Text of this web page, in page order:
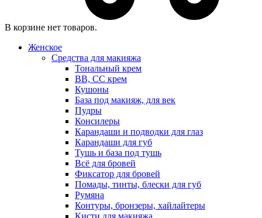
В корзине нет товаров.
Женское
Средства для макияжа
Тональный крем
BB, CC крем
Кушоны
База под макияж, для век
Пудры
Консилеры
Карандаши и подводки для глаз
Карандаши для губ
Тушь и база под тушь
Всё для бровей
Фиксатор для бровей
Помады, тинты, блески для губ
Румяна
Контуры, бронзеры, хайлайтеры
Кисти для макияжа